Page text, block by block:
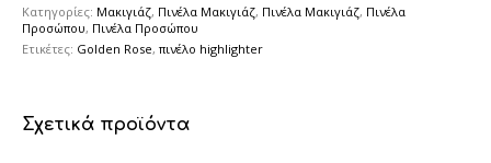
Κατηγορίες: Μακιγιάζ, Πινέλα Μακιγιάζ, Πινέλα Μακιγιάζ, Πινέλα
Προσώπου, Πινέλα Προσώπου
Ετικέτες: Golden Rose,πινέλο highlighter
Σχετικά προϊόντα